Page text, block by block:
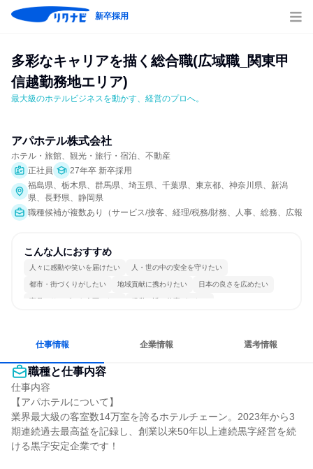
新卒採用
多彩なキャリアを描く総合職(広域職_関東甲
信越勤務地エリア)
最大級のホテルビジネスを動かす、経営のプロへ。
アパホテル株式会社
ホテル・旅館、観光・旅行・宿泊、不動産
正社員
27年卒 新卒採用
福島県、栃木県、群馬県、埼玉県、千葉県、東京都、神奈川県、新潟
県、長野県、静岡県
職種候補が複数あり（サービス/接客、経理/税務/財務、人事、総務、広報/
こんな人におすすめ
人々に感動や笑いを届けたい 人・世の中の安全を守りたい
都市・街づくりがしたい 地域貢献に携わりたい 日本の良さを広めたい
商品・サービスを企画したい 経営に近い仕事がしたい
仕事情報 企業情報 選考情報
職種と仕事内容
仕事内容
【アパホテルについて】
業界最大級の客室数14万室を誇るホテルチェーン。2023年から3
期連続過去最高益を記録し、創業以来50年以上連続黒字経営を続
ける黒字安定企業です！